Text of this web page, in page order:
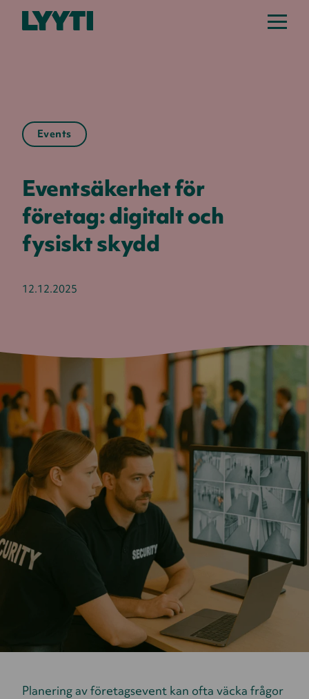
Events
Eventsäkerhet för
företag: digitalt och
fysiskt skydd
12.12.2025
Planering av företagsevent kan ofta väcka frågor